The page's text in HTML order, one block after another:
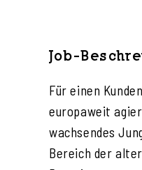
Job-
Für einen
europaweit
wachsendes
Bereich der